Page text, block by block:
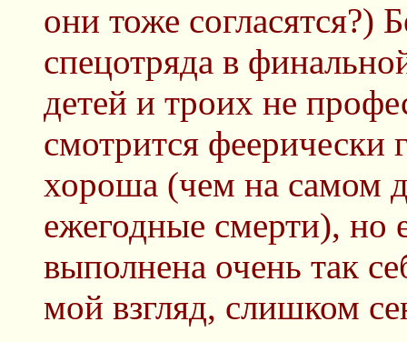
они тоже согласятся?)
спецотряда в
детей и троих не
смотрится феерически
хороша (чем на самом
ежегодные смерти), но
выполнена очень так
мой взгляд, слишком